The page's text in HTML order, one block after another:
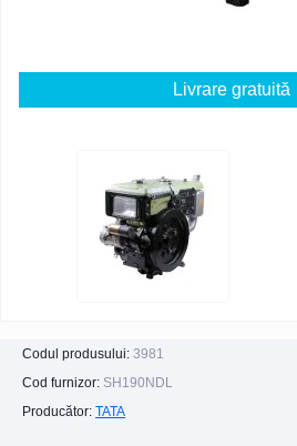
Livrare gratuită
Codul produsului: 3981
Cod furnizor: SH190NDL
Producător: TATA